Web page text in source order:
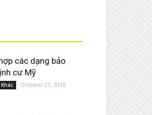
các dạng bảo
cư Mỹ
October 27, 2016